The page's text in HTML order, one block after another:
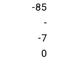
-85
-
-7
0